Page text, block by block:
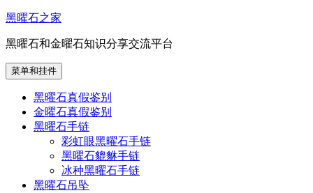
跳
内
容
黑曜石之家
黑曜石和金曜石知识分享交流平台
菜单和挂件
黑曜石真假鉴别
金曜石真假鉴别
黑曜石手链
彩虹眼黑曜石手链
黑曜石貔貅手链
冰种黑曜石手链
黑曜石吊坠